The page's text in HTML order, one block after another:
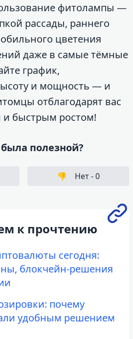
фитолампы —
рассады, раннего
цветения
даже в самые тёмные
график,
и мощность — и
отблагодарят вас
быстрым ростом!
полезной?
👎 Нет -0
к прочтению
сегодня:
блокчейн-решения
почему
удобным решением